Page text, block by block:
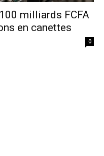
milliards FCFA
en canettes
0